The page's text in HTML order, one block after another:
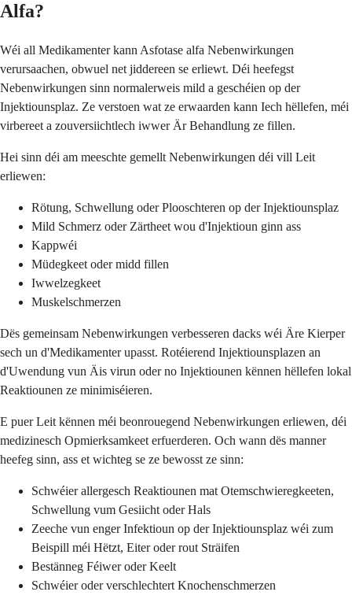
Alfa?
Wéi all Medikamenter kann Asfotase alfa Nebenwirkungen
verursaachen, obwuel net jiddereen se erliewt. Déi heefegst
Nebenwirkungen sinn normalerweis mild a geschéien op der
Injektiounsplaz. Ze verstoen wat ze erwaarden kann Iech hëllefen, méi
virbereet a zouversiichtlech iwwer Är Behandlung ze fillen.
Hei sinn déi am meeschte gemellt Nebenwirkungen déi vill Leit
erliewen:
Rötung, Schwellung oder Plooschteren op der Injektiounsplaz
Mild Schmerz oder Zärtheet wou d'Injektioun ginn ass
Kappwéi
Müdegkeet oder midd fillen
Iwwelzegkeet
Muskelschmerzen
Dës gemeinsam Nebenwirkungen verbesseren dacks wéi Äre Kierper
sech un d'Medikamenter upasst. Rotéierend Injektiounsplazen an
d'Uwendung vun Äis virun oder no Injektiounen kënnen hëllefen lokal
Reaktiounen ze minimiséieren.
E puer Leit kënnen méi beonrouegend Nebenwirkungen erliewen, déi
medizinesch Opmierksamkeet erfuerderen. Och wann dës manner
heefeg sinn, ass et wichteg se ze bewosst ze sinn:
Schwéier allergesch Reaktiounen mat Otemschwieregkeeten,
Schwellung vum Gesiicht oder Hals
Zeeche vun enger Infektioun op der Injektiounsplaz wéi zum
Beispill méi Hëtzt, Eiter oder rout Sträifen
Bestänneg Féiwer oder Keelt
Schwéier oder verschlechtert Knochenschmerzen